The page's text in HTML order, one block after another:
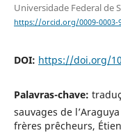
Universidade Federal de
https://orcid.org/0009-0003-
DOI: https://doi.org/
Palavras-chave:
sauvages de
frères prêcheurs,